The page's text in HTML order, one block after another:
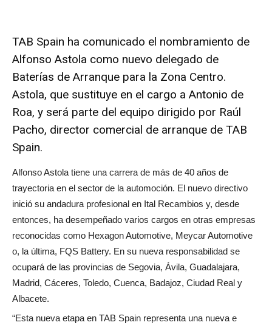
TAB Spain ha comunicado el nombramiento de
Alfonso Astola como nuevo delegado de
Baterías de Arranque para la Zona Centro.
Astola, que sustituye en el cargo a Antonio de
Roa, y será parte del equipo dirigido por Raúl
Pacho, director comercial de arranque de TAB
Spain.
Alfonso Astola tiene una carrera de más de 40 años de
trayectoria en el sector de la automoción. El nuevo directivo
inició su andadura profesional en Ital Recambios y, desde
entonces, ha desempeñado varios cargos en otras empresas
reconocidas como Hexagon Automotive, Meycar Automotive
o, la última, FQS Battery. En su nueva responsabilidad se
ocupará de las provincias de Segovia, Ávila, Guadalajara,
Madrid, Cáceres, Toledo, Cuenca, Badajoz, Ciudad Real y
Albacete.
“Esta nueva etapa en TAB Spain representa una nueva e